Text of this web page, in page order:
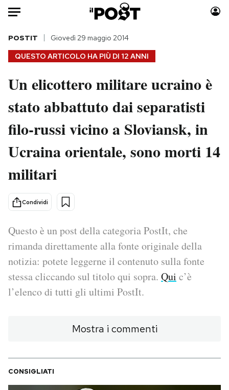
Auto
HOME
Italia
Politica
Tecnologia
Scienza
Cultura
Sport
Moda
Consumismi
Storie/Idee
Media
PODCAST
NEWSLETTER
CALENDARIO
QUESTO ARTICOLO HA PIÙ DI 12 ANNI
POSTIT Giovedì 29 maggio 2014
Un elicottero militare ucraino è
stato abbattuto dai separatisti
filo-russi vicino a Sloviansk, in
Ucraina orientale, sono morti 14
militari
Condividi
Questo è un post della categoria PostIt, che
rimanda direttamente alla fonte originale della
notizia: potete leggerne il contenuto sulla fonte
stessa cliccando sul titolo qui sopra. Qui c’è
l’elenco di tutti gli ultimi PostIt.
Mostra i commenti
CONSIGLIATI